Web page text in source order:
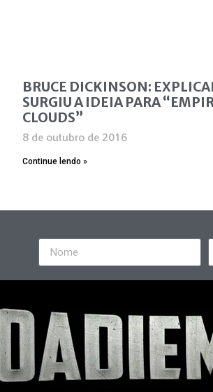
BRUCE DICKINSON:
SURGIU A IDEIA PARA
CLOUDS”
8 de outubro de 2016
Continue lendo »